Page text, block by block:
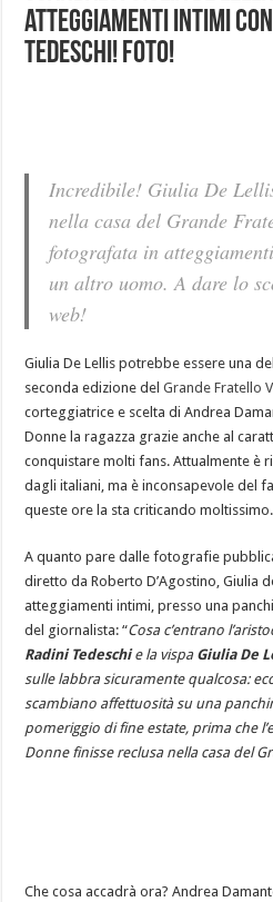
atteggiamenti intimi con
Tedeschi! Foto!
Incredibile! Giulia De
nella casa del Grande
fotografata in
un altro uomo. A dare lo
web!
Giulia De Lellis potrebbe essere una
seconda edizione delGrande Fratello
corteggiatrice e scelta di Andrea
Donne la ragazza grazie anche al
conquistare molti fans. Attualmente è
dagli italiani, ma è inconsapevole del
queste ore la sta criticando
A quanto pare dalle fotografie
diretto da Roberto D’Agostino, Giulia
atteggiamenti intimi, presso una
del giornalista: “Cosa c’entrano
Radini Tedeschie la vispa Giulia De
sulle labbra sicuramente qualcosa:
scambiano affettuosità su una
pomeriggio di fine estate, prima che
Donne finisse reclusa nella casa del
Che cosa accadrà ora? Andrea